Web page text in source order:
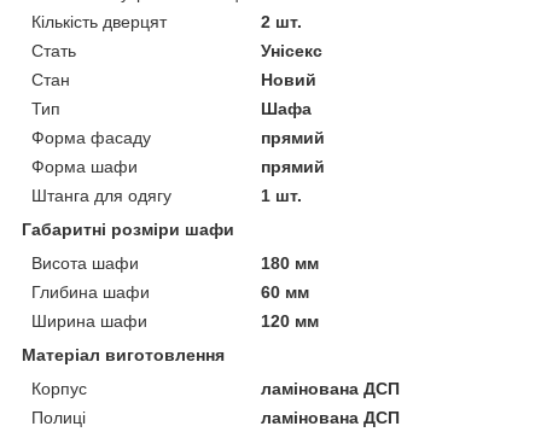
Кількість дверцят
2 шт.
Стать
Унісекс
Стан
Новий
Тип
Шафа
Форма фасаду
прямий
Форма шафи
прямий
Штанга для одягу
1 шт.
Габаритні розміри шафи
Висота шафи
180 мм
Глибина шафи
60 мм
Ширина шафи
120 мм
Матеріал виготовлення
Корпус
ламінована ДСП
Полиці
ламінована ДСП